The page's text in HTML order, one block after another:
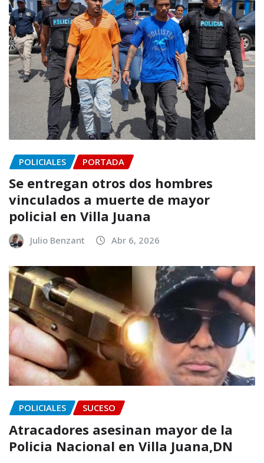
POLICIALES PORTADA
Se entregan otros dos hombres
vinculados a muerte de mayor
policial en Villa Juana
Julio Benzant Abr 6, 2026
POLICIALES SUCESO
Atracadores asesinan mayor de la
Policia Nacional en Villa Juana,DN